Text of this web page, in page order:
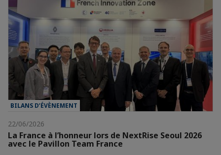
BILANS D’ÉVÈNEMENT
22/06/2026
La France à l’honneur lors de NextRise Seoul 2026
avec le Pavillon Team France